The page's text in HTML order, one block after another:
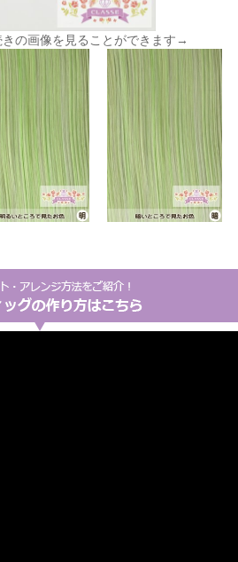
の画像を見ることができます→